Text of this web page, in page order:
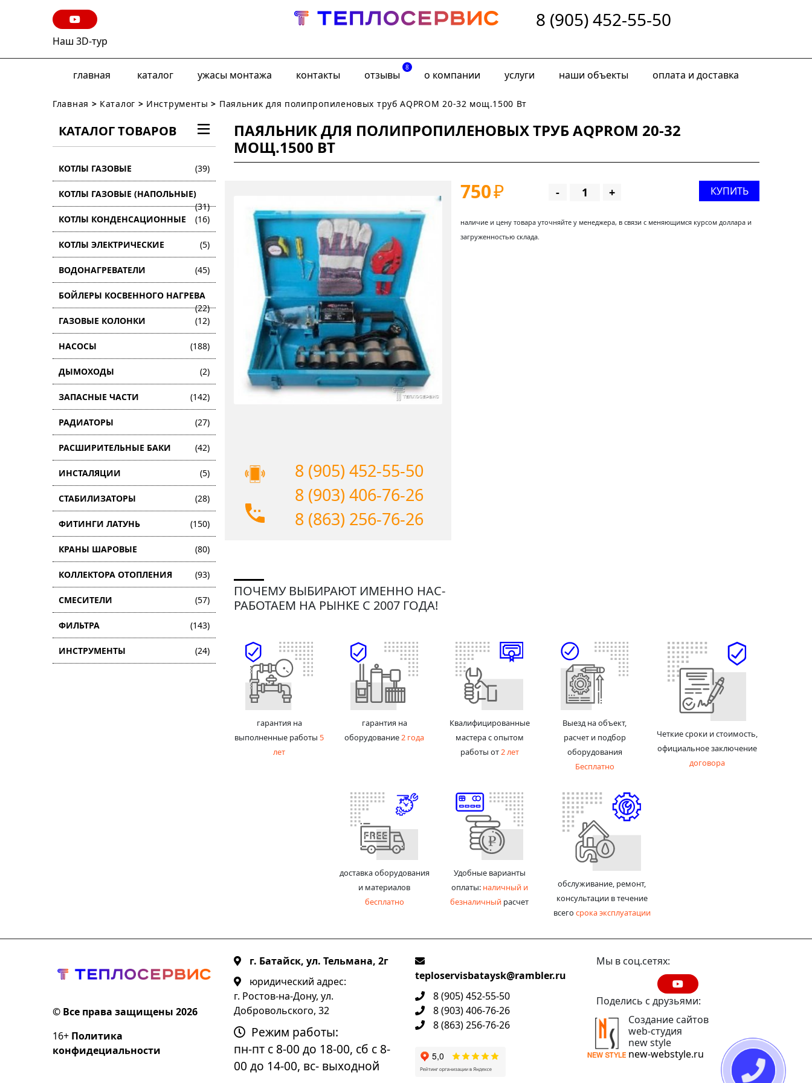
Наш 3D-тур
8 (905) 452-55-50
главная каталог ужасы монтажа контакты отзывы
8
о компании услуги наши объекты оплата и доставка
Главная > Каталог > Инструменты > Паяльник для полипропиленовых труб AQPROM 20-32 мощ.1500 Вт
КАТАЛОГ ТОВАРОВ
КОТЛЫ ГАЗОВЫЕ (39)
КОТЛЫ ГАЗОВЫЕ (НАПОЛЬНЫЕ)
(31)
КОТЛЫ КОНДЕНСАЦИОННЫЕ
(16)
КОТЛЫ ЭЛЕКТРИЧЕСКИЕ (5)
ВОДОНАГРЕВАТЕЛИ (45)
БОЙЛЕРЫ КОСВЕННОГО НАГРЕВА
(22)
ГАЗОВЫЕ КОЛОНКИ
(12)
НАСОСЫ (188)
ДЫМОХОДЫ (2)
ЗАПАСНЫЕ ЧАСТИ (142)
РАДИАТОРЫ (27)
РАСШИРИТЕЛЬНЫЕ БАКИ (42)
ИНСТАЛЯЦИИ (5)
СТАБИЛИЗАТОРЫ (28)
ФИТИНГИ ЛАТУНЬ (150)
КРАНЫ ШАРОВЫЕ (80)
КОЛЛЕКТОРА ОТОПЛЕНИЯ (93)
СМЕСИТЕЛИ (57)
ФИЛЬТРА (143)
ИНСТРУМЕНТЫ (24)
ПАЯЛЬНИК ДЛЯ ПОЛИПРОПИЛЕНОВЫХ ТРУБ AQPROM 20-32
МОЩ.1500 ВТ
8 (905) 452-55-50
8 (903) 406-76-26
8 (863) 256-76-26
750₽ - + КУПИТЬ
наличие и цену товара уточняйте у менеджера, в связи с меняющимся курсом доллара и
загруженностью склада.
ПОЧЕМУ ВЫБИРАЮТ ИМЕННО НАС-
РАБОТАЕМ НА РЫНКЕ С 2007 ГОДА!
гарантия на
выполненные работы 5
лет
гарантия на
оборудование 2 года
Квалифицированные
мастера с опытом
работы от 2 лет
Выезд на объект,
расчет и подбор
оборудования
Бесплатно
Четкие сроки и стоимость,
официальное заключение
договора
доставка оборудования
и материалов
бесплатно
Удобные варианты
оплаты: наличный и
безналичный расчет
обслуживание, ремонт,
консультации в течение
всего срока эксплуатации
© Все права защищены 2026
16+ Политика
конфидециальности
г. Батайск, ул. Тельмана, 2г
юридический адрес:
г. Ростов-на-Дону, ул.
Добровольского, 32
Режим работы:
пн-пт с 8-00 до 18-00, сб с 8-
00 до 14-00, вс- выходной
teploservisbataysk@rambler.ru
8 (905) 452-55-50
8 (903) 406-76-26
8 (863) 256-76-26
Мы в соц.сетях:
Поделись с друзьями:
Создание сайтов
web-студия
new style
new-webstyle.ru